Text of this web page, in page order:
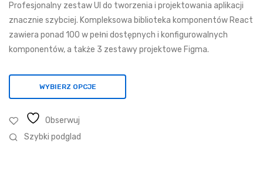
035,77 zł
do
6
Profesjonalny zestaw UI do tworzenia i projektowania aplikacji
znacznie szybciej. Kompleksowa biblioteka komponentów React
zawiera ponad 100 w pełni dostępnych i konfigurowalnych
komponentów, a także 3 zestawy projektowe Figma.
WYBIERZ OPCJE
Obserwuj
Szybki podglad